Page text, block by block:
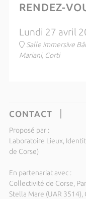
RENDEZ-
Lundi 27 avril
Salle immersive
Mariani, Corti
CONTACT
Proposé par :
Laboratoire Lieux,
de Corse)
En partenariat avec :
Collectivité de Corse,
Stella Mare (UAR 3514),